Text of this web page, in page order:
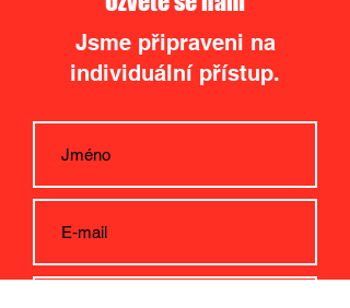
Jsme připraveni na
individuální přístup.